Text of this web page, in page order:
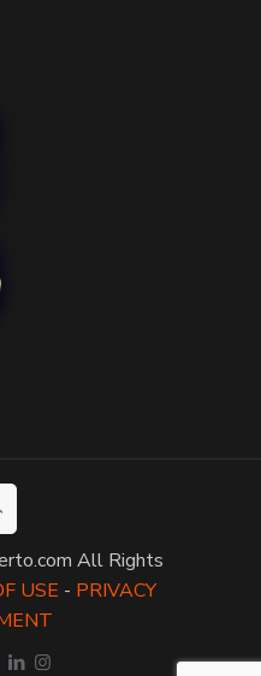
All Rights
USE - PRIVACY